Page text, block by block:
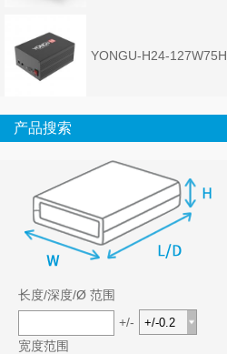
YONGU-H24-127W75H
产品搜索
长度/深度/Ø 范围
+/-
宽度范围